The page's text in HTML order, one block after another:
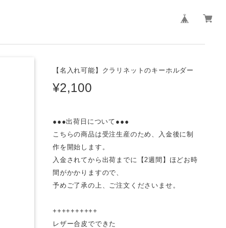
【名入れ可能】クラリネットのキーホルダー
¥2,100
●●●出荷日について●●●
こちらの商品は受注生産のため、入金後に制
作を開始します。
入金されてから出荷までに【2週間】ほどお時
間がかかりますので、
予めご了承の上、ご注文くださいませ。
++++++++++
レザー合皮でできた